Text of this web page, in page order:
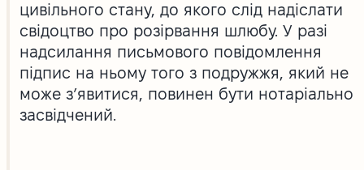
цивільного стану, до якого слід надіслати
свідоцтво про розірвання шлюбу. У разі
надсилання письмового повідомлення
підпис на ньому того з подружжя, який не
може з’явитися, повинен бути нотаріально
засвідчений.